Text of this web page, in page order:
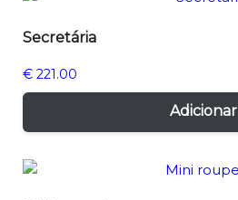
Secretária
€ 221.00
Adicionar